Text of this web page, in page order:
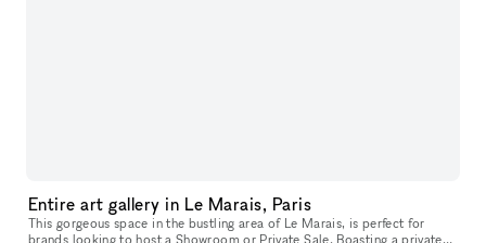
Entire art gallery in Le Marais, Paris
This gorgeous space in the bustling area of Le Marais, is perfect for
brands looking to host a Showroom or Private Sale. Boasting a private